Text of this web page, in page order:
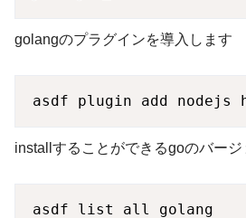
golangのプラグインを導入します
asdf plugin add nodejs
installすることができるgoのバー